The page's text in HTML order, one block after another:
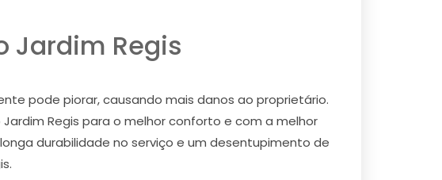
Jardim Regis
pode piorar, causando mais danos ao proprietário.
Regis para o melhor conforto e com a melhor
durabilidade no serviço e um desentupimento de